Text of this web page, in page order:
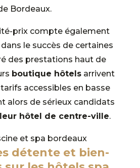
Bordeaux.
prix compte également
le succès de certaines
des prestations haut de
boutique hôtelsarrivent
accessibles en basse
alors de sérieux candidats
hôtel de centre-ville.
détente et bien-